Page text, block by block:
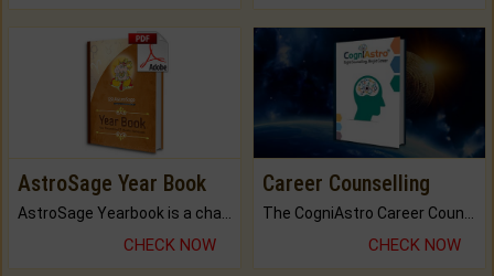
AstroSage Year Book
AstroSage Yearbook is a channel to fulfill your dreams and destiny.
CHECK NOW
Career Counselling
The CogniAstro Career Counselling Report is the most comprehensive report available on this topic.
CHECK NOW